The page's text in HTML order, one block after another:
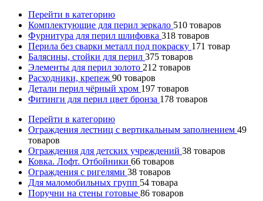
Перейти в категорию
Комплектующие для перил зеркало 510 товаров
Фурнитура для перил шлифовка 318 товаров
Перила без сварки металл под покраску 171 товар
Балясины, стойки для перил 375 товаров
Элементы для перил золото 212 товаров
Расходники, крепеж 90 товаров
Детали перил чёрный хром 197 товаров
Фитинги для перил цвет бронза 178 товаров
Перейти в категорию
Ограждения лестниц с вертикальным заполнением 49
товаров
Ограждения для детских учреждений 38 товаров
Ковка. Лофт. Отбойники 66 товаров
Ограждения с ригелями 38 товаров
Для маломобильных групп 54 товара
Поручни на стены готовые 86 товаров